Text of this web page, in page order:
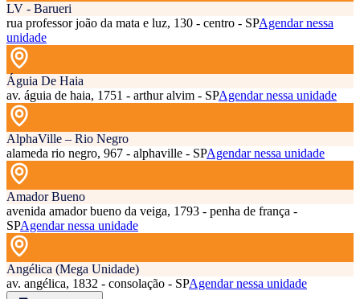
LV - Barueri
rua professor joão da mata e luz, 130 - centro - SPAgendar nessa
unidade
Águia De Haia
av. águia de haia, 1751 - arthur alvim - SPAgendar nessa unidade
AlphaVille – Rio Negro
alameda rio negro, 967 - alphaville - SPAgendar nessa unidade
Amador Bueno
avenida amador bueno da veiga, 1793 - penha de frança -
SPAgendar nessa unidade
Angélica (Mega Unidade)
av. angélica, 1832 - consolação - SPAgendar nessa unidade